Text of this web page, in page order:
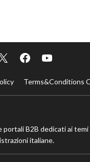
Terms&Conditions
B2B dedicati ai
italiane.